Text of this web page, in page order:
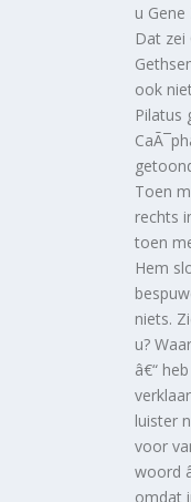
u Gene
Dat zei
ook
Pilatus
Toen
rechts
toen
Hem
niets.
u?
â€“
luister
voor
woord
omdat